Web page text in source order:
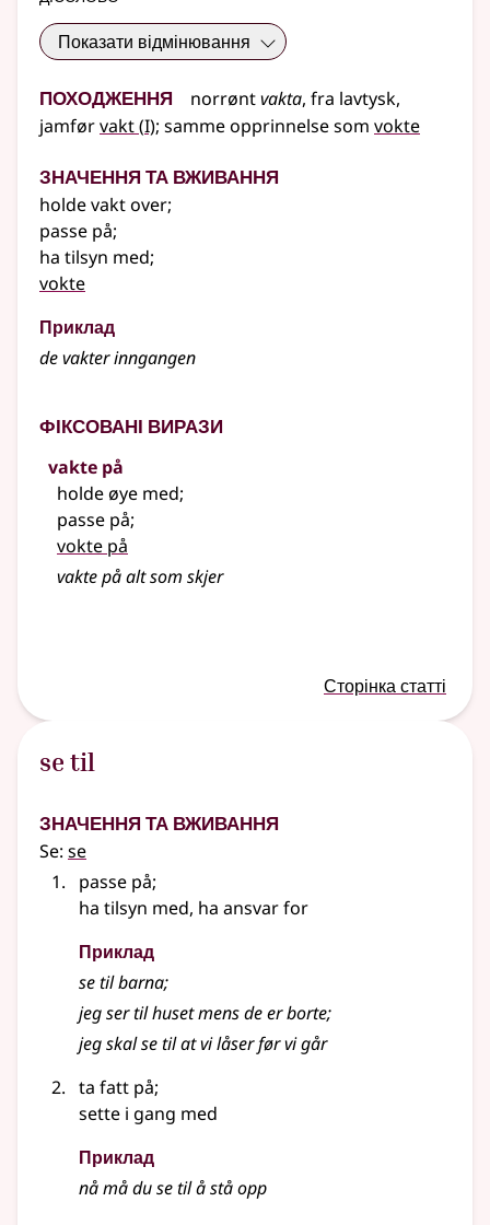
Показати відмінювання
Походження norrøntvakta, fra lavtysk,
jamførvakt(1
I); samme opprinnelse som vokte
Значення та вживання
holde vakt over;
passe på;
ha tilsyn med;
vokte
Приклад
de vakter inngangen
Фіксовані вирази
vakte på
holde øye med;
passe på;
vokte på
vaktepå alt som skjer
Сторінка статті
se til
Значення та вживання
Se: se
passe på;
ha tilsyn med, ha ansvar for
Приклад
se til barna;
jeg ser til huset mens de er borte;
jeg skal se til at vi låser før vi går
ta fatt på;
sette i gang med
Приклад
nå må du se til å stå opp